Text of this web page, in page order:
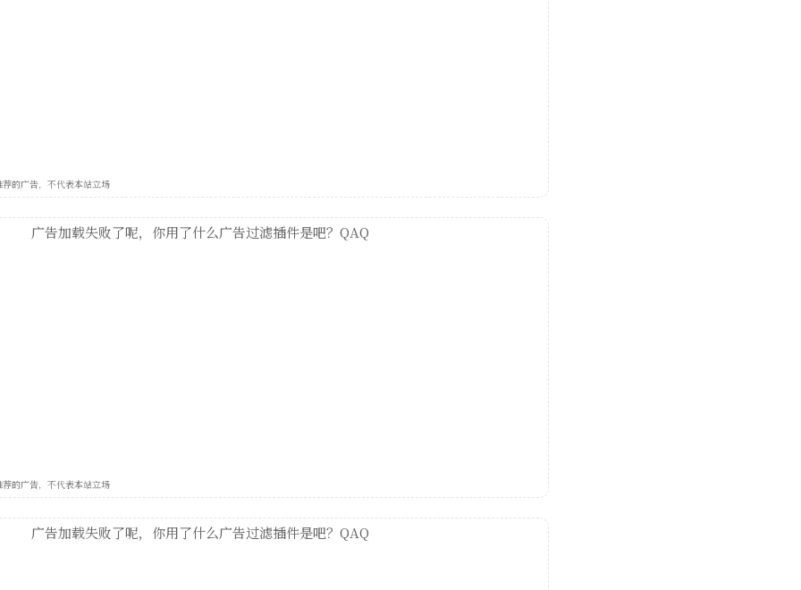
的广告，不代表本站立场
广告加载失败了呢，你用了什么广告过滤插件是吧？QAQ
的广告，不代表本站立场
广告加载失败了呢，你用了什么广告过滤插件是吧？QAQ